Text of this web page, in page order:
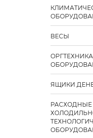
ВЕСЫ
ЯЩИКИ